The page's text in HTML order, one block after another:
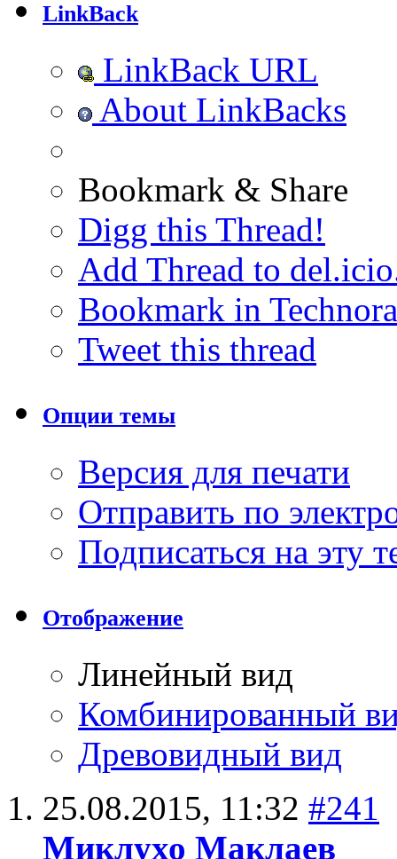
LinkBack
LinkBack URL
About LinkBacks
Bookmark & Share
Digg this Thread!
Add Thread to
Bookmark in
Tweet this thread
Опции темы
Версия для печати
Отправить по
Подписаться на эту
Отображение
Линейный вид
Комбинированный
Древовидный вид
25.08.2015, 11:32 #241
Миклухо Маклаев